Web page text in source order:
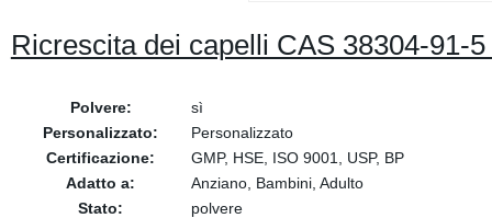
Ricrescita dei capelli CAS 38304-91-
Polvere:
sì
Personalizzato:
Personalizzato
Certificazione:
GMP, HSE, ISO 9001, USP, BP
Adatto a:
Anziano, Bambini, Adulto
Stato:
polvere